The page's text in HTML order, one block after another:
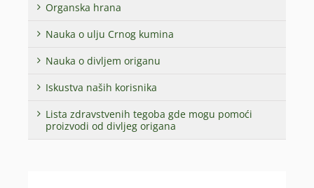
Organska hrana
Nauka o ulju Crnog kumina
Nauka o divljem origanu
Iskustva naših korisnika
Lista zdravstvenih tegoba gde mogu pomoći
proizvodi od divljeg origana